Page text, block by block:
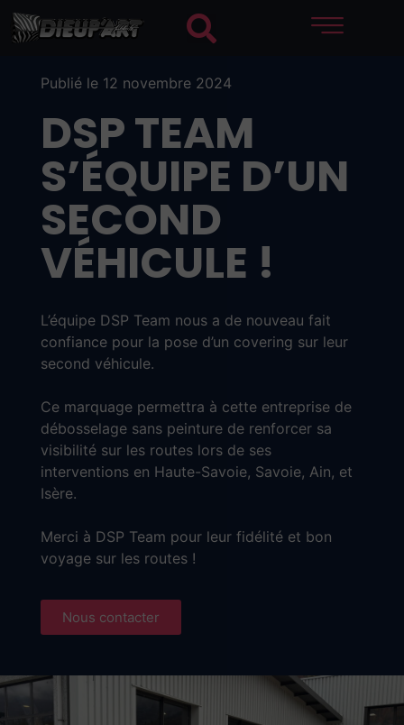
Publié le 12 novembre 2024
DSP TEAM
S’ÉQUIPE D’UN
SECOND
VÉHICULE !
L’équipe DSP Team nous a de nouveau fait
confiance pour la pose d’un covering sur leur
second véhicule.
Ce marquage permettra à cette entreprise de
débosselage sans peinture de renforcer sa
visibilité sur les routes lors de ses
interventions en Haute-Savoie, Savoie, Ain, et
Isère.
Merci à DSP Team pour leur fidélité et bon
voyage sur les routes !
Nous contacter